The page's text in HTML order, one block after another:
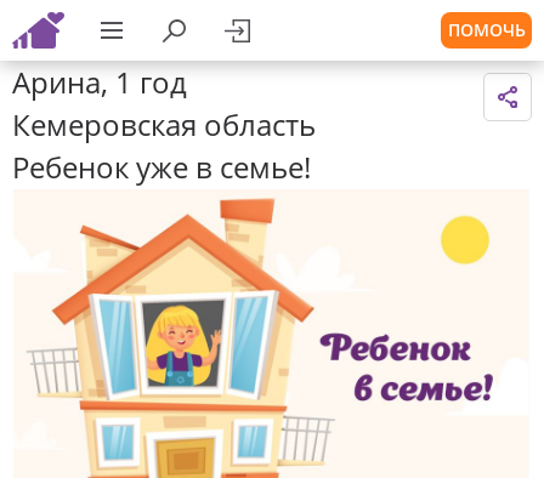
ПОМОЧЬ
Арина, 1 год
Кемеровская область
Ребенок уже в семье!